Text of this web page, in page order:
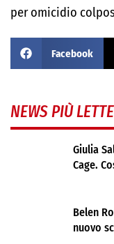
per omicidio
Facebook
NEWS PIÙ LETTE
Giulia
Cage.
Belen
nuovo